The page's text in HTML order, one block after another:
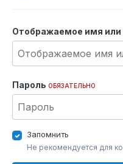
Отображаемое имя или
Пароль ОБЯЗАТЕЛЬНО
Запомнить
Не рекомендуется для